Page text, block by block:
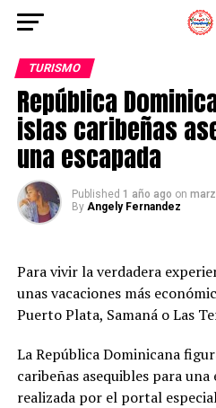
TURISMO
República
islas caribeñas
una escapada
Published 1 año ago on
By Angely Fernandez
Para vivir la verdadera
unas vacaciones más
Puerto Plata, Samaná o Las
La República Dominicana
caribeñas asequibles para una
realizada por el portal